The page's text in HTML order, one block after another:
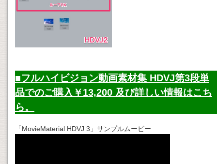
■フルハイビジョン動画素材集 HDVJ第3段単
品でのご購入￥13,200 及び詳しい情報はこち
ら。
「MovieMaterial HDVJ 3」サンプルムービー